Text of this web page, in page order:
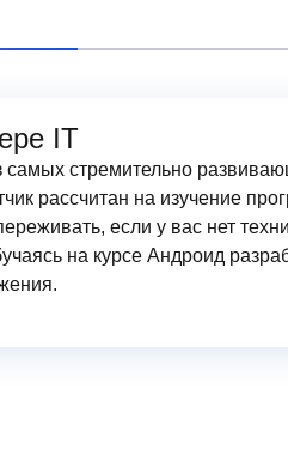
IT
самых стремительно
рассчитан на изучение
если у вас нет
на курсе Андроид